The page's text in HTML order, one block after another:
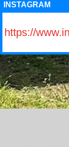
INSTAGRAM
https://